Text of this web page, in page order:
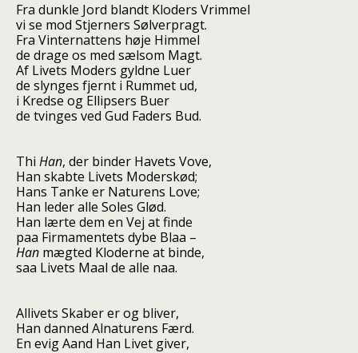
Fra dunkle Jord blandt Kloders Vrimmel
vi se mod Stjerners Sølverpragt.
Fra Vinternattens høje Himmel
de drage os med sælsom Magt.
Af Livets Moders gyldne Luer
de slynges fjernt i Rummet ud,
i Kredse og Ellipsers Buer
de tvinges ved Gud Faders Bud.
Thi Han, der binder Havets Vove,
Han skabte Livets Moderskød;
Hans Tanke er Naturens Love;
Han leder alle Soles Glød.
Han lærte dem en Vej at finde
paa Firmamentets dybe Blaa –
Han mægted Kloderne at binde,
saa Livets Maal de alle naa.
Allivets Skaber er og bliver,
Han danned Alnaturens Færd.
En evig Aand Han Livet giver,